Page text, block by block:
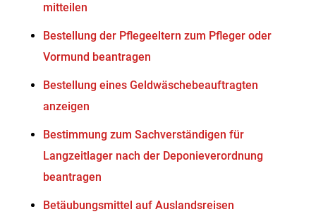
mitteilen
Bestellung der Pflegeeltern zum Pfleger oder
Vormund beantragen
Bestellung eines Geldwäschebeauftragten
anzeigen
Bestimmung zum Sachverständigen für
Langzeitlager nach der Deponieverordnung
beantragen
Betäubungsmittel auf Auslandsreisen